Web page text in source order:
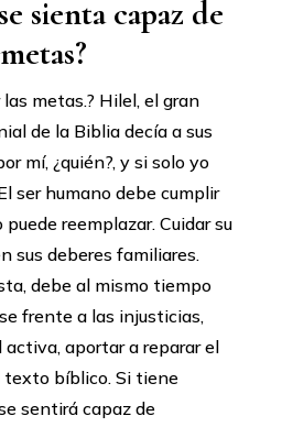
sienta capaz de
metas.? Hilel, el gran
de la Biblia decía a sus
mí, ¿quién?, y si solo yo
ser humano debe cumplir
reemplazar. Cuidar su
sus deberes familiares.
debe al mismo tiempo
frente a las injusticias,
activa, aportar a reparar el
texto bíblico. Si tiene
sentirá capaz de